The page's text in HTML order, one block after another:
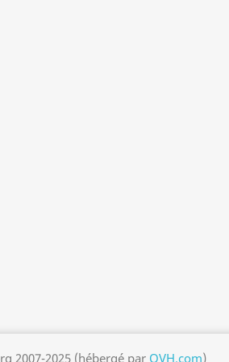
2007-2025 (hébergé par OVH.com)